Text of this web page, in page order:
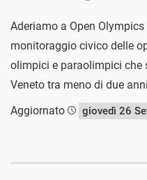
Aderiamo a Open
monitoraggio civico delle
olimpici e paraolimpici che
Veneto tra meno di due
Aggiornato
giovedì 26